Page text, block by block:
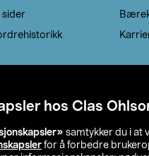
hos Clas
samtykker du i at
for å forbedre
sider